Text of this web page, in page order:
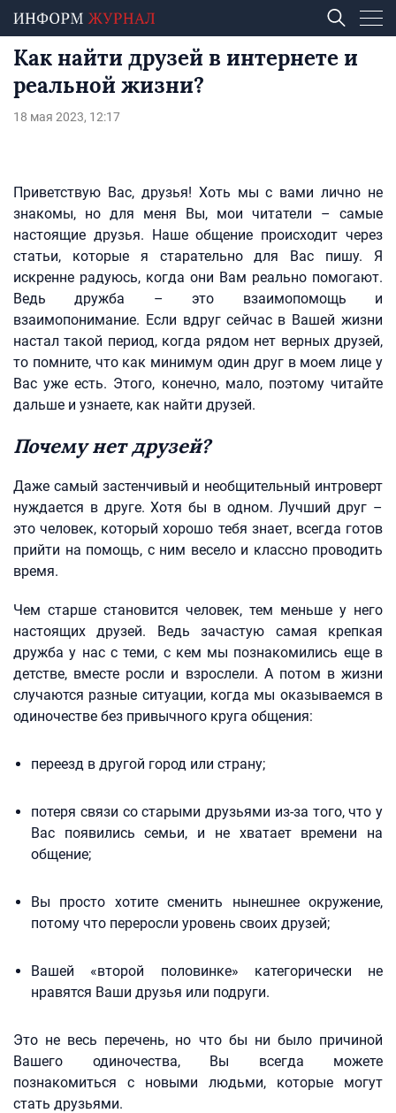
Как найти друзей в интернете и
реальной жизни?
18 мая 2023, 12:17
Приветствую Вас, друзья! Хоть мы с вами лично не
знакомы, но для меня Вы, мои читатели – самые
настоящие друзья. Наше общение происходит через
статьи, которые я старательно для Вас пишу. Я
искренне радуюсь, когда они Вам реально помогают.
Ведь дружба – это взаимопомощь и
взаимопонимание. Если вдруг сейчас в Вашей жизни
настал такой период, когда рядом нет верных друзей,
то помните, что как минимум один друг в моем лице у
Вас уже есть. Этого, конечно, мало, поэтому читайте
дальше и узнаете, как найти друзей.
Почему нет друзей?
Даже самый застенчивый и необщительный интроверт
нуждается в друге. Хотя бы в одном. Лучший друг –
это человек, который хорошо тебя знает, всегда готов
прийти на помощь, с ним весело и классно проводить
время.
Чем старше становится человек, тем меньше у него
настоящих друзей. Ведь зачастую самая крепкая
дружба у нас с теми, с кем мы познакомились еще в
детстве, вместе росли и взрослели. А потом в жизни
случаются разные ситуации, когда мы оказываемся в
одиночестве без привычного круга общения:
переезд в другой город или страну;
потеря связи со старыми друзьями из-за того, что у
Вас появились семьи, и не хватает времени на
общение;
Вы просто хотите сменить нынешнее окружение,
потому что переросли уровень своих друзей;
Вашей «второй половинке» категорически не
нравятся Ваши друзья или подруги.
Это не весь перечень, но что бы ни было причиной
Вашего одиночества, Вы всегда можете
познакомиться с новыми людьми, которые могут
стать друзьями.